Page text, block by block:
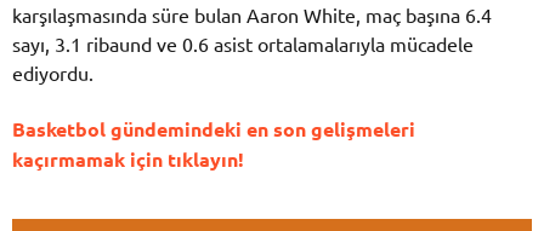
karşılaşmasında süre bulan Aaron White, maç başına 6.4
sayı, 3.1 ribaund ve 0.6 asist ortalamalarıyla mücadele
ediyordu.
Basketbol gündemindeki en son gelişmeleri
kaçırmamak için tıklayın!